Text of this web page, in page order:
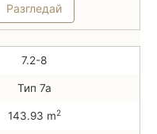
Разгледай
7.2-8
Тип 7а
143.93 m2